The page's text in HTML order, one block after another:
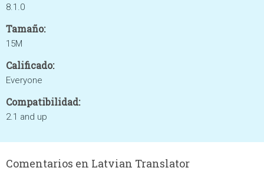
8.1.0
Tamaño:
15M
Calificado:
Everyone
Compatibilidad:
2.1 and up
Comentarios en Latvian Translator